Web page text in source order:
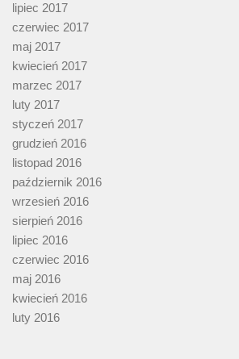
lipiec 2017
czerwiec 2017
maj 2017
kwiecień 2017
marzec 2017
luty 2017
styczeń 2017
grudzień 2016
listopad 2016
październik 2016
wrzesień 2016
sierpień 2016
lipiec 2016
czerwiec 2016
maj 2016
kwiecień 2016
luty 2016